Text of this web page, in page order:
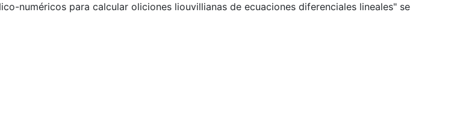
numéricos para calcular oliciones liouvillianas de ecuaciones diferenciales lineales" se